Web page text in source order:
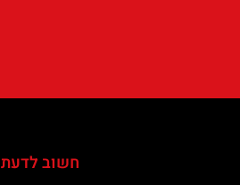
חשוב לדעת